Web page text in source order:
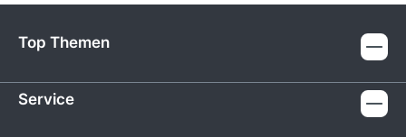
Top Themen
Service